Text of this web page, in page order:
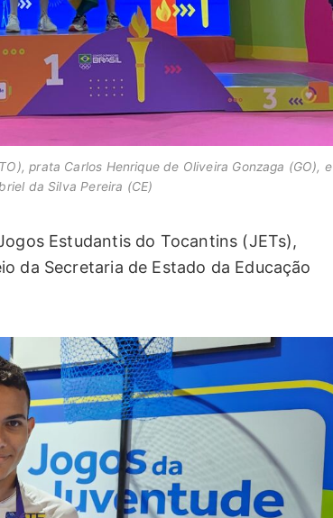
prata Carlos Henrique de Oliveira Gonzaga (GO), e
da Silva Pereira (CE)
Estudantis do Tocantins (JETs),
da Secretaria de Estado da Educação